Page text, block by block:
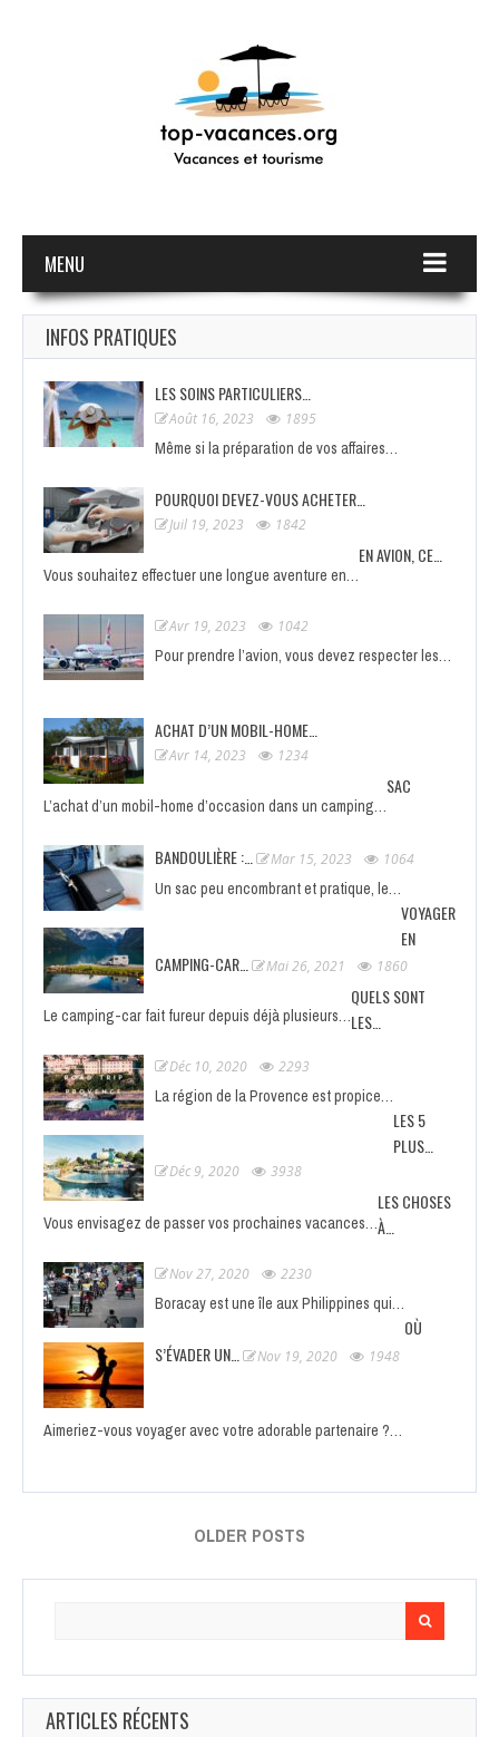
MENU
INFOS PRATIQUES
LES SOINS PARTICULIERS…
Août 16, 2023 1895
Même si la préparation de vos affaires…
POURQUOI DEVEZ-VOUS ACHETER…
Juil 19, 2023 1842
Vous souhaitez effectuer une longue aventure en…
EN AVION, CE…
Avr 19, 2023 1042
Pour prendre l’avion, vous devez respecter les…
ACHAT D’UN MOBIL-HOME…
Avr 14, 2023 1234
L’achat d’un mobil-home d’occasion dans un camping…
SAC
BANDOULIÈRE :… Mar 15, 2023 1064
Un sac peu encombrant et pratique, le…
VOYAGER
EN
CAMPING-CAR…
Mai 26, 2021 1860
Le camping-car fait fureur depuis déjà plusieurs…
QUELS SONT
LES…
Déc 10, 2020 2293
La région de la Provence est propice…
LES 5
PLUS…
Déc 9, 2020 3938
Vous envisagez de passer vos prochaines vacances…
LES CHOSES
À…
Nov 27, 2020 2230
Boracay est une île aux Philippines qui…
OÙ
S’ÉVADER UN…
Nov 19, 2020 1948
Aimeriez-vous voyager avec votre adorable partenaire ?…
OLDER POSTS
ARTICLES RÉCENTS